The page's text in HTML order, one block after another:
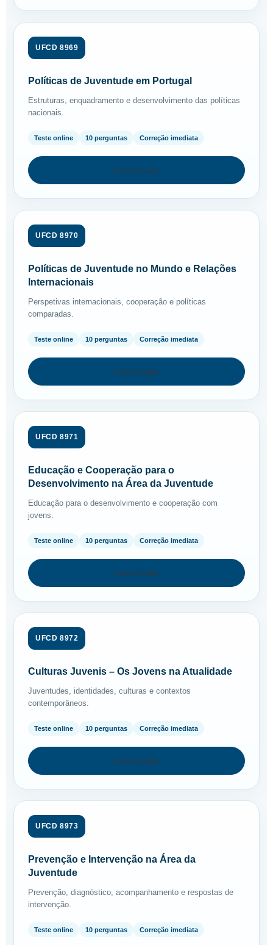
UFCD 8969
Políticas de Juventude em Portugal
Estruturas, enquadramento e desenvolvimento das políticas
nacionais.
Teste online 10 perguntas Correção imediata
Iniciar teste
UFCD 8970
Políticas de Juventude no Mundo e Relações
Internacionais
Perspetivas internacionais, cooperação e políticas
comparadas.
Teste online 10 perguntas Correção imediata
Iniciar teste
UFCD 8971
Educação e Cooperação para o
Desenvolvimento na Área da Juventude
Educação para o desenvolvimento e cooperação com
jovens.
Teste online 10 perguntas Correção imediata
Iniciar teste
UFCD 8972
Culturas Juvenis – Os Jovens na Atualidade
Juventudes, identidades, culturas e contextos
contemporâneos.
Teste online 10 perguntas Correção imediata
Iniciar teste
UFCD 8973
Prevenção e Intervenção na Área da
Juventude
Prevenção, diagnóstico, acompanhamento e respostas de
intervenção.
Teste online 10 perguntas Correção imediata